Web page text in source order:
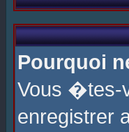
Pourquoi
Vous �tes-
enregistrer